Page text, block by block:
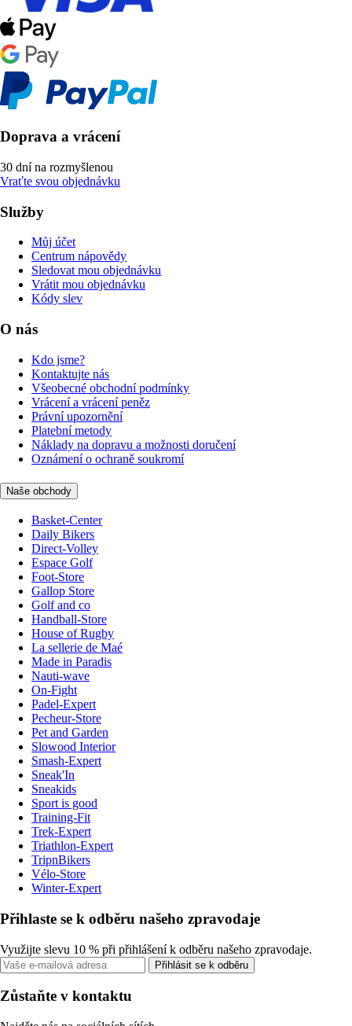
Doprava a vrácení
30 dní na rozmyšlenou
Vraťte svou objednávku
Služby
Můj účet
Centrum nápovědy
Sledovat mou objednávku
Vrátit mou objednávku
Kódy slev
O nás
Kdo jsme?
Kontaktujte nás
Všeobecné obchodní podmínky
Vrácení a vrácení peněz
Právní upozornění
Platební metody
Náklady na dopravu a možnosti doručení
Oznámení o ochraně soukromí
Naše obchody
Basket-Center
Daily Bikers
Direct-Volley
Espace Golf
Foot-Store
Gallop Store
Golf and co
Handball-Store
House of Rugby
La sellerie de Maé
Made in Paradis
Nauti-wave
On-Fight
Padel-Expert
Pecheur-Store
Pet and Garden
Slowood Interior
Smash-Expert
Sneak'In
Sneakids
Sport is good
Training-Fit
Trek-Expert
Triathlon-Expert
TripnBikers
Vélo-Store
Winter-Expert
Přihlaste se k odběru našeho zpravodaje
Využijte slevu 10 % při přihlášení k odběru našeho zpravodaje.
Přihlásit se k odběru
Zůstaňte v kontaktu